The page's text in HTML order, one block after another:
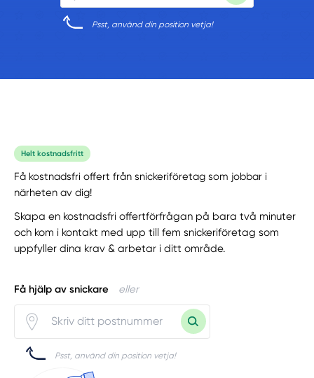
Psst, använd din position vetja!
Helt kostnadsfritt
Få kostnadsfri offert från snickeriföretag som jobbar i
närheten av dig!
Skapa en kostnadsfri offertförfrågan på bara två minuter
och kom i kontakt med upp till fem snickeriföretag som
uppfyller dina krav & arbetar i ditt område.
Få hjälp av snickare eller
Psst, använd din position vetja!